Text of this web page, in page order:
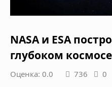
NASA и ESA
глубоком космосе
Оценка: 0.0 736 0